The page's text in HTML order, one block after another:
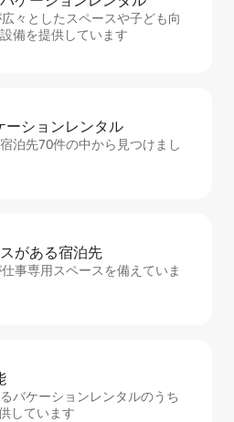
々としたスペースや子ども向
備を提供しています
ー⁠シ⁠ョ⁠ンレ⁠ン⁠タ⁠ル
泊先70件の中から見つけまし
があ⁠る宿⁠泊⁠先
事専用スペースを備えていま
バケーションレンタルのうち
しています